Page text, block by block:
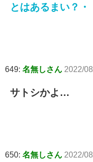
とはあるまい？
649: 名無しさん 2022/
サトシかよ…
650: 名無しさん 2022/